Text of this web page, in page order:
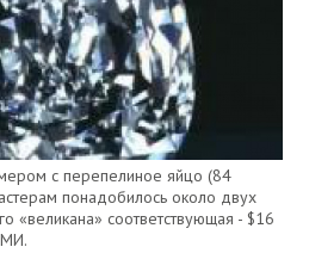
с перепелиное яйцо (84
понадобилось около двух
«великана» соответствующая - $16